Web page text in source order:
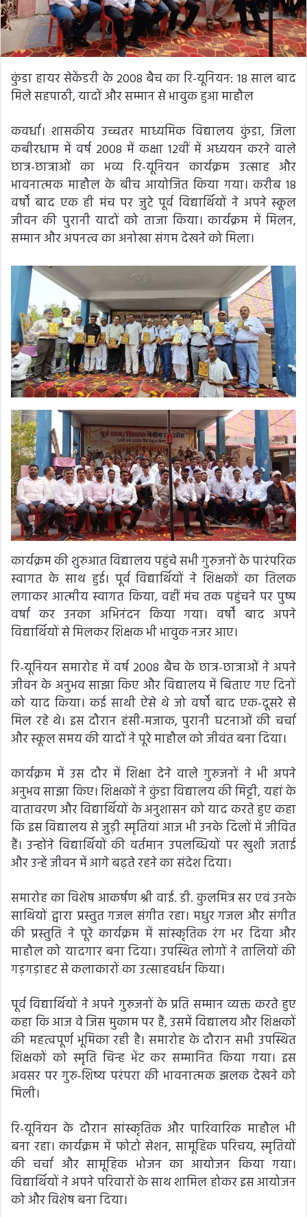
कुंडा हायर सेकेंडरी के 2008 बैच का रि-यूनियन: 18 साल बाद
मिले सहपाठी, यादों और सम्मान से भावुक हुआ माहौल
कवर्धा। शासकीय उच्चतर माध्यमिक विद्यालय कुंडा, जिला
कबीरधाम में वर्ष 2008 में कक्षा 12वीं में अध्ययन करने वाले
छात्र-छात्राओं का भव्य रि-यूनियन कार्यक्रम उत्साह और
भावनात्मक माहौल के बीच आयोजित किया गया। करीब 18
वर्षों बाद एक ही मंच पर जुटे पूर्व विद्यार्थियों ने अपने स्कूल
जीवन की पुरानी यादों को ताजा किया। कार्यक्रम में मिलन,
सम्मान और अपनत्व का अनोखा संगम देखने को मिला।
कार्यक्रम की शुरुआत विद्यालय पहुंचे सभी गुरुजनों के पारंपरिक
स्वागत के साथ हुई। पूर्व विद्यार्थियों ने शिक्षकों का तिलक
लगाकर आत्मीय स्वागत किया, वहीं मंच तक पहुंचने पर पुष्प
वर्षा कर उनका अभिनंदन किया गया। वर्षों बाद अपने
विद्यार्थियों से मिलकर शिक्षक भी भावुक नजर आए।
रि-यूनियन समारोह में वर्ष 2008 बैच के छात्र-छात्राओं ने अपने
जीवन के अनुभव साझा किए और विद्यालय में बिताए गए दिनों
को याद किया। कई साथी ऐसे थे जो वर्षों बाद एक-दूसरे से
मिल रहे थे। इस दौरान हंसी-मजाक, पुरानी घटनाओं की चर्चा
और स्कूल समय की यादों ने पूरे माहौल को जीवंत बना दिया।
कार्यक्रम में उस दौर में शिक्षा देने वाले गुरुजनों ने भी अपने
अनुभव साझा किए। शिक्षकों ने कुंडा विद्यालय की मिट्टी, यहां के
वातावरण और विद्यार्थियों के अनुशासन को याद करते हुए कहा
कि इस विद्यालय से जुड़ी स्मृतियां आज भी उनके दिलों में जीवित
हैं। उन्होंने विद्यार्थियों की वर्तमान उपलब्धियों पर खुशी जताई
और उन्हें जीवन में आगे बढ़ते रहने का संदेश दिया।
समारोह का विशेष आकर्षण श्री वाई. डी. कुलमित्र सर एवं उनके
साथियों द्वारा प्रस्तुत गजल संगीत रहा। मधुर गजल और संगीत
की प्रस्तुति ने पूरे कार्यक्रम में सांस्कृतिक रंग भर दिया और
माहौल को यादगार बना दिया। उपस्थित लोगों ने तालियों की
गड़गड़ाहट से कलाकारों का उत्साहवर्धन किया।
पूर्व विद्यार्थियों ने अपने गुरुजनों के प्रति सम्मान व्यक्त करते हुए
कहा कि आज वे जिस मुकाम पर हैं, उसमें विद्यालय और शिक्षकों
की महत्वपूर्ण भूमिका रही है। समारोह के दौरान सभी उपस्थित
शिक्षकों को स्मृति चिन्ह भेंट कर सम्मानित किया गया। इस
अवसर पर गुरु-शिष्य परंपरा की भावनात्मक झलक देखने को
मिली।
रि-यूनियन के दौरान सांस्कृतिक और पारिवारिक माहौल भी
बना रहा। कार्यक्रम में फोटो सेशन, सामूहिक परिचय, स्मृतियों
की चर्चा और सामूहिक भोजन का आयोजन किया गया।
विद्यार्थियों ने अपने परिवारों के साथ शामिल होकर इस आयोजन
को और विशेष बना दिया।